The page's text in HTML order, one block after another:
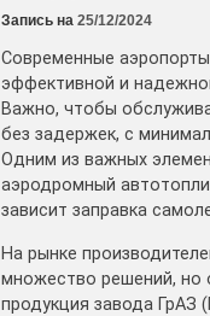
Запись на 25/12/2024
Современные
эффективной и
Важно, чтобы
без задержек, с
Одним из важных
аэродромный
зависит заправка
На рынке
множество решений, но
продукция завода ГрАЗ